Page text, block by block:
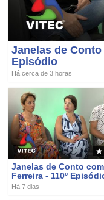
Janelas de Conto
Episódio
Há cerca de 3 horas
Janelas de Conto
Ferreira - 110º
Há 7 dias